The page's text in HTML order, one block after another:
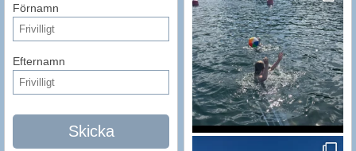
Förnamn
Efternamn
Skicka